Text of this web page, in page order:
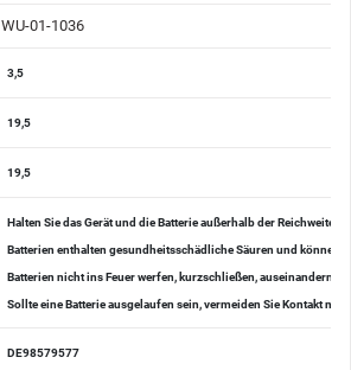
WU-01-1036
3,5
19,5
19,5
Halten Sie das Gerät und die Batterie außerhalb der Reichweite
Batterien enthalten gesundheitsschädliche Säuren und können
Batterien nicht ins Feuer werfen, kurzschließen,
Sollte eine Batterie ausgelaufen sein, vermeiden Sie Kontakt
DE98579577